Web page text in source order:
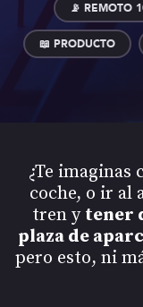
📡 REMOTO
📖 PRODUCTO
¿Te
coche, o ir al
tren y tener
plaza de
pero esto, ni